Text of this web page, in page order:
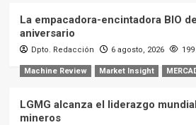
La empacadora-encintadora BIO
aniversario
Dpto. Redacción 6 agosto, 2026 199
Machine Review Market Insight
LGMG alcanza el liderazgo
mineros